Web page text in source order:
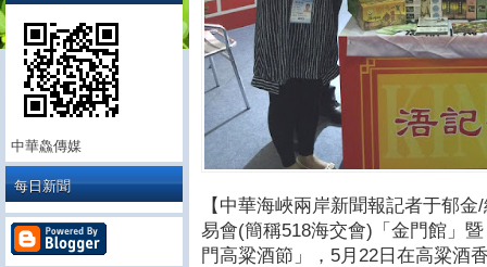
【中華海峽兩岸新聞報記者于郁
易會(簡稱518海交會)「金門館」
門高粱酒節」，5月22日在高粱酒
中華鱻傳媒
每日新聞